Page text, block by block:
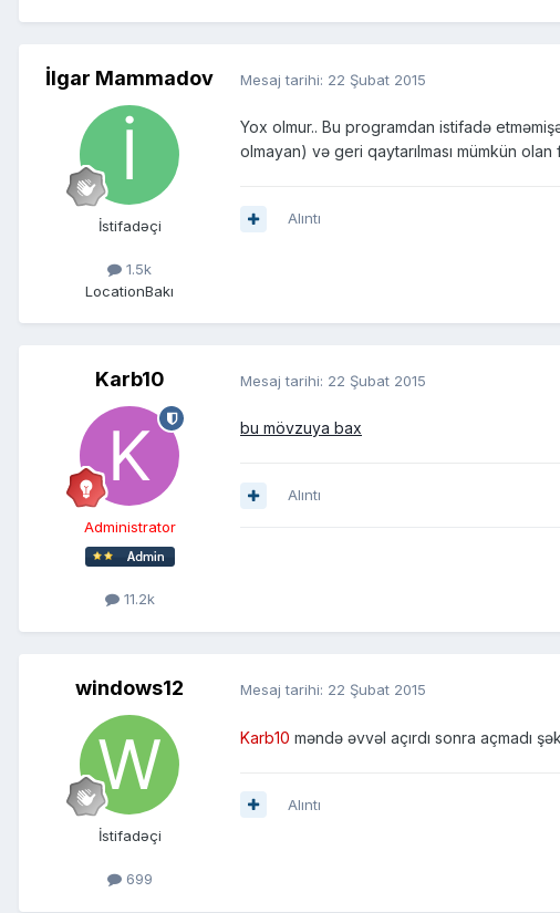
İlgar Mammadov
İstifadəçi
1.5k
LocationBakı
Mesaj tarihi: 22 Şubat 2015
Yox olmur.. Bu programdan istifadə
olmayan) və geri qaytarılması mümkün
Alıntı
Karb10
Administrator
11.2k
Mesaj tarihi: 22 Şubat 2015
bu mövzuya bax
Alıntı
windows12
İstifadəçi
699
Mesaj tarihi: 22 Şubat 2015
Karb10 məndə əvvəl açırdı sonra açmadı
Alıntı